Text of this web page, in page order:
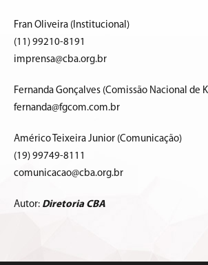
Fran Oliveira (Institucional)
(11) 99210-8191
imprensa@cba.org.br
Fernanda Gonçalves (Comissão Nacional de
fernanda@fgcom.com.br
Américo Teixeira Junior (Comunicação)
(19) 99749-8111
comunicacao@cba.org.br
Autor: Diretoria CBA